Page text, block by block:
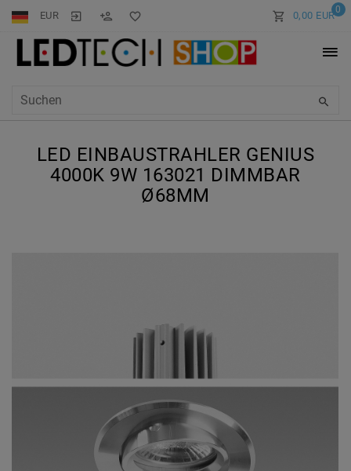
EUR 0
0,00 EUR
LED EINBAUSTRAHLER GENIUS
4000K 9W 163021 DIMMBAR
Ø68MM